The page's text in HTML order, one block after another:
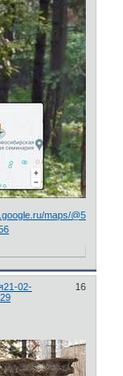
maps/
16
21-02-